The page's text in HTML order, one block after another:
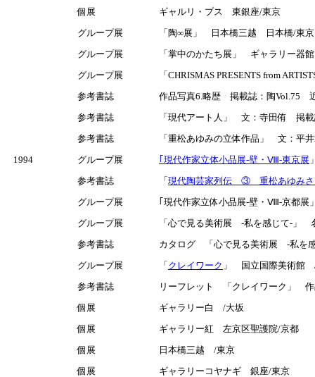
個展
ギャルリ・プス 東銀座/東京
グループ展
「陶∞展」 日本橋三越 日本橋/東京
グループ展
「掌中のかたち展」 ギャラリー器
グループ展
「CHRISMAS PRESENTS from
参考書誌
作品写真6.略歴 掲載誌：陶Vol.75
参考書誌
「現代アート人」 文：寺田侑 掲
参考書誌
「重松あゆみの立体作品」 文：
1994
グループ展 ｢現代作家立体小品展-壁・Ⅷ-東京展
参考書誌
「 現代陶芸家列伝 ③ 重松あゆみ
グループ展
｢現代作家立体小品展-壁・Ⅷ-京都
グループ展
「心で見る美術展 -私を感じて-
参考書誌
カタログ 「心で見る美術展 -私を
グループ展
「 クレイワーク 」 国立国際美術館
参考書誌
リーフレット 「クレイワーク」
個展
ギャラリー白 /大坂
個展
ギャラリー紅 左京区聖護院/京都
個展
日本橋三越 /東京
個展
ギャラリーコヤナギ 銀座/東京